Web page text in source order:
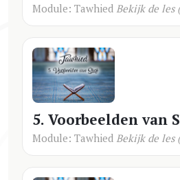
Module: Tawhied Bekijk de les
5. Voorbeelden van
Module: Tawhied Bekijk de les